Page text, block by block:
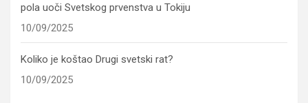
pola uoči Svetskog prvenstva u Tokiju
10/09/2025
Koliko je koštao Drugi svetski rat?
10/09/2025